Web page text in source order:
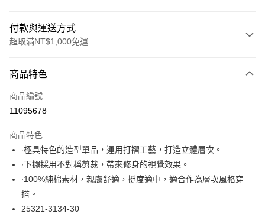
付款與運送方式
超取滿NT$1,000免運
信用卡一次付款
超商取貨付款
Apple Pay
悠遊付
大哥付你分期
相關說明
商品特色
商品編號
11095678
商品特色
∙極具特色的造型單品，運用打褶工藝，打造立體層次。
∙下擺採用不對稱剪裁，帶來修身的視覺效果。
∙100%純棉素材，親膚舒適，挺度適中，適合作為層次風格穿
搭。
25321-3134-30